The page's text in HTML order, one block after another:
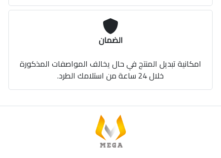
الضمان
امكانية تبديل المنتج في حال يخالف المواصفات المذكورة
خلال 24 ساعة من استلامك الطرد.